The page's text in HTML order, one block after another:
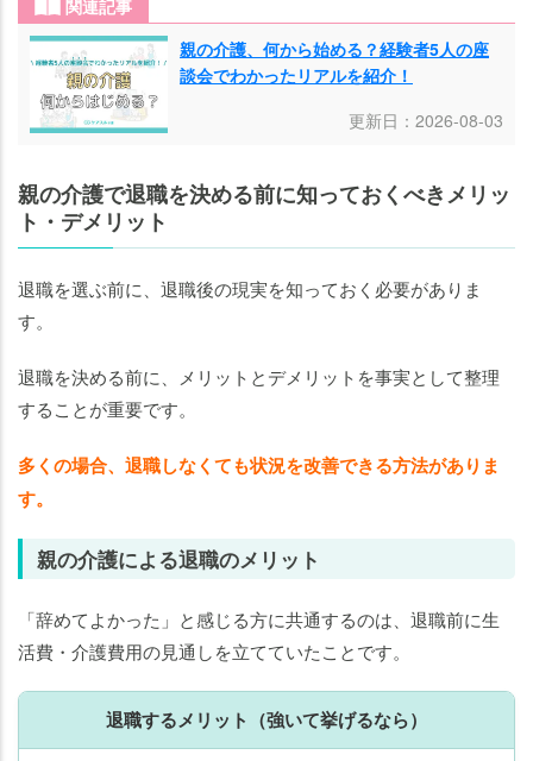
関連記事
親の介護、何から始める？経験者5人の座
談会でわかったリアルを紹介！
更新日：2026-08-03
親の介護で退職を決める前に知っておくべきメリッ
ト・デメリット
退職を選ぶ前に、退職後の現実を知っておく必要がありま
す。
退職を決める前に、メリットとデメリットを事実として整理
することが重要です。
多くの場合、退職しなくても状況を改善できる方法がありま
す。
親の介護による退職のメリット
「辞めてよかった」と感じる方に共通するのは、退職前に生
活費・介護費用の見通しを立てていたことです。
退職するメリット（強いて挙げるなら）